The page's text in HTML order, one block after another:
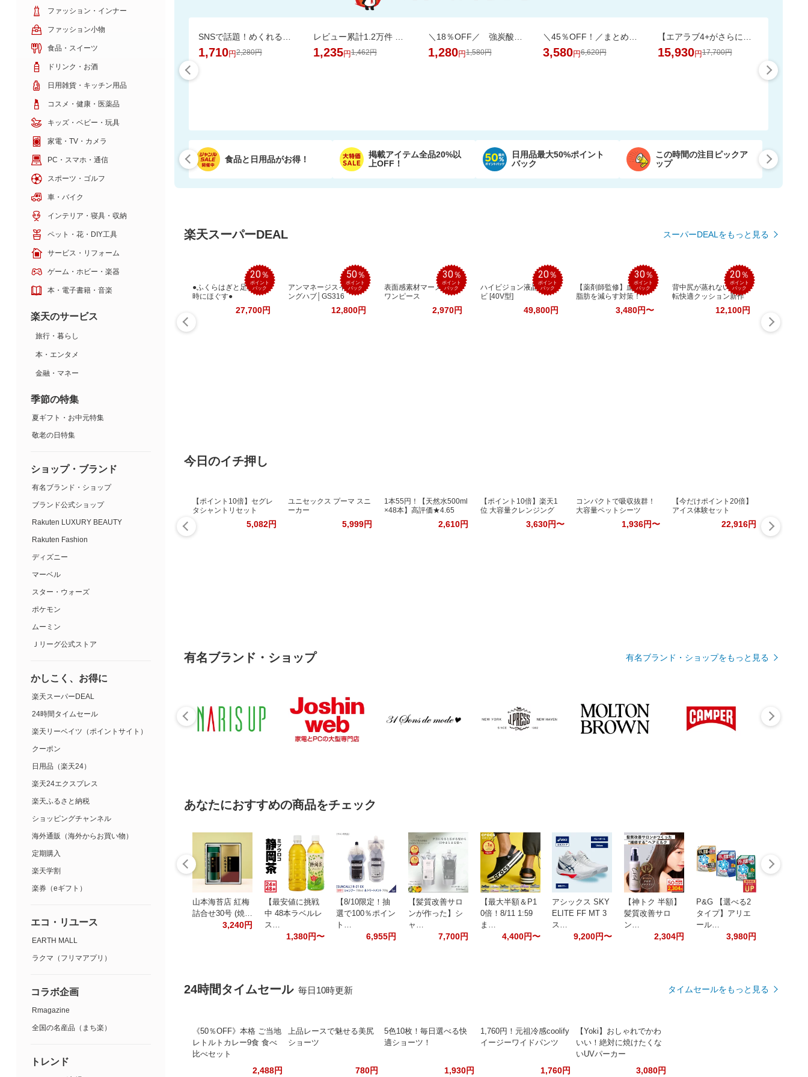
1,710円2,280円 1,235円1,462円 1,280円1,580円 3,580円6,620円 15,930円17,700円
食品と日用品がお得！
掲載アイテム全品20%以
上OFF！
日用品最大50%ポイント
バック
この時間の注目ピックア
ップ
楽天スーパーDEAL スーパーDEALをもっと見る
20％
ポイント
バック
●ふくらはぎと足裏を同
時にほぐす●
27,700円
50％
ポイント
バック
アンマネージスイッチ
ングハブ│GS316
12,800円
30％
ポイント
バック
表面感素材マーメイド
ワンピース
2,970円
20％
ポイント
バック
ハイビジョン液晶テレ
ビ [40V型]
49,800円
30％
ポイント
バック
【薬剤師監修】血糖値×
脂肪を減らす対策！
3,480円〜
20％
ポイント
バック
背中尻が蒸れない！運
転快適クッション新作
12,100円
今日のイチ押し
【ポイント10倍】セグレ
タシャントリセット
5,082円
ユニセックス プーマ スニ
ーカー
5,999円
1本55円！【天然水500ml
×48本】高評価★4.65
2,610円
【ポイント10倍】楽天1
位 大容量クレンジング
3,630円〜
コンパクトで吸収抜群！
大容量ペットシーツ
1,936円〜
【今だけポイント20倍】
アイス体験セット
22,916円
有名ブランド・ショップ 有名ブランド・ショップをもっと見る
あなたにおすすめの商品をチェック
山本海苔店 紅梅
詰合せ30号 (焼…
3,240円
【最安値に挑戦
中 48本ラベルレ
ス…
1,380円〜
【8/10限定！抽
選で100％ポイン
ト…
6,955円
【髪質改善サロ
ンが作った】シ
ャ…
7,700円
【最大半額＆P1
0倍！8/11 1:59
ま…
4,400円〜
アシックス SKY
ELITE FF MT 3
ス…
9,200円〜
【神トク 半額】
髪質改善サロ
ン…
2,304円
P&G 【選べる2
タイプ】アリエ
ール…
3,980円
24時間タイムセール 毎日10時更新 タイムセールをもっと見る
《50％OFF》本格 ご当地
レトルトカレー9食 食べ
比べセット
2,488円
上品レースで魅せる美尻
ショーツ
780円
5色10枚！毎日選べる快
適ショーツ！
1,930円
1,760円！元祖冷感coolify
イージーワイドパンツ
1,760円
【Yoki】おしゃれでかわ
いい！絶対に焼けたくな
いUVパーカー
3,080円
ファッション・インナー
ファッション小物
食品・スイーツ
ドリンク・お酒
日用雑貨・キッチン用品
コスメ・健康・医薬品
キッズ・ベビー・玩具
家電・TV・カメラ
PC・スマホ・通信
スポーツ・ゴルフ
車・バイク
インテリア・寝具・収納
ペット・花・DIY工具
サービス・リフォーム
ゲーム・ホビー・楽器
本・電子書籍・音楽
楽天のサービス
旅行・暮らし
本・エンタメ
金融・マネー
季節の特集
夏ギフト・お中元特集
敬老の日特集
ショップ・ブランド
有名ブランド・ショップ
ブランド公式ショップ
Rakuten LUXURY BEAUTY
Rakuten Fashion
ディズニー
マーベル
スター・ウォーズ
ポケモン
ムーミン
Ｊリーグ公式ストア
かしこく、お得に
楽天スーパーDEAL
24時間タイムセール
楽天リーベイツ（ポイントサイト）
クーポン
日用品（楽天24）
楽天24エクスプレス
楽天ふるさと納税
ショッピングチャンネル
海外通販（海外からお買い物）
定期購入
楽天学割
楽券（eギフト）
エコ・リユース
EARTH MALL
ラクマ（フリマアプリ）
コラボ企画
Rmagazine
全国の名産品（まち楽）
トレンド